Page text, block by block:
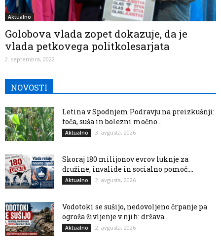
Aktualno
Golobova vlada zopet dokazuje, da je
vlada petkovega politkolesarjata
2. septembra, 2022
NOVOSTI
Letina v Spodnjem Podravju na preizkušnji:
toča, suša in bolezni močno...
Aktualno 3. avgusta, 2026
Skoraj 180 milijonov evrov luknje za
družine, invalide in socialno pomoč:...
Aktualno 2. avgusta, 2026
Vodotoki se sušijo, nedovoljeno črpanje pa
ogroža življenje v njih: država...
Aktualno 2. avgusta, 2026